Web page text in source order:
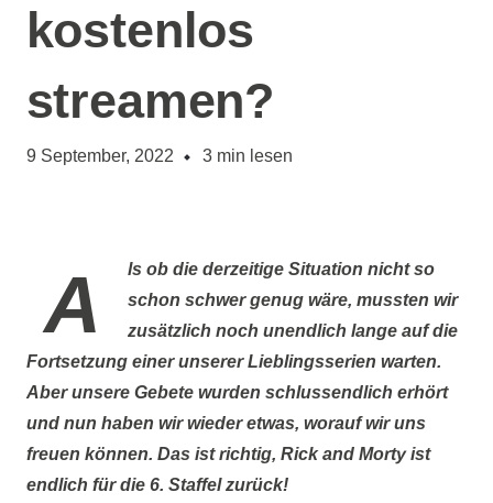
kostenlos
streamen?
9 September, 2022 3 min lesen
Als ob die derzeitige Situation nicht so
schon schwer genug wäre, mussten wir
zusätzlich noch unendlich lange auf die
Fortsetzung einer unserer Lieblingsserien warten.
Aber unsere Gebete wurden schlussendlich erhört
und nun haben wir wieder etwas, worauf wir uns
freuen können. Das ist richtig, Rick and Morty ist
endlich für die 6. Staffel zurück!